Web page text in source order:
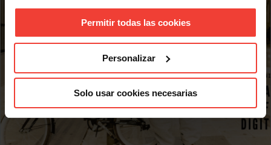
Permitir todas las cookies
Personalizar
Solo usar cookies necesarias